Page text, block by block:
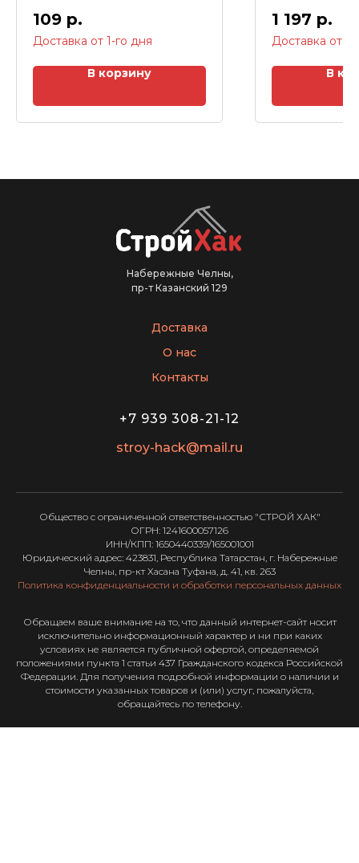
109 р.
В корзину
1 197 р.
В
Набережные Челны,
пр-т Казанский 129
Доставка
О нас
Контакты
+7 939 308-21-12
stroy-hack@mail.ru
Общество с ограниченной ответственностью "СТРОЙ ХАК"
ОГРН: 1241600057126
ИНН/КПП: 1650440339/165001001
Юридический адрес: 423831, Республика Татарстан, г. Набережные
Челны, пр-кт Хасана Туфана, д. 41, кв. 263
Политика конфиденциальности и обработки персональных данных
Обращаем ваше внимание на то, что данный интернет-сайт носит
исключительно информационный характер и ни при каких
условиях не является публичной офертой, определяемой
положениями пункта 1 статьи 437 Гражданского кодекса Российской
Федерации. Для получения подробной информации о наличии и
стоимости указанных товаров и (или) услуг, пожалуйста,
обращайтесь по телефону.